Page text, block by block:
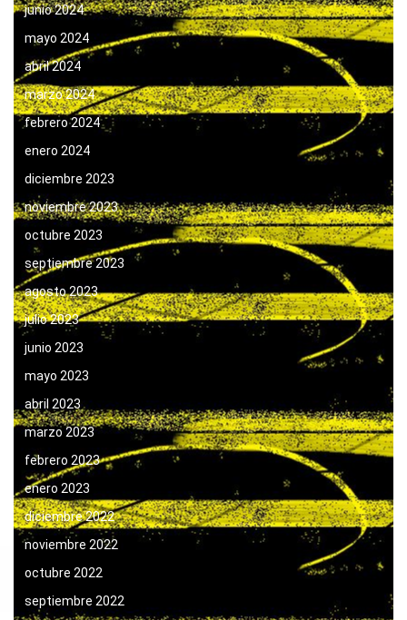
junio 2024
mayo 2024
abril 2024
marzo 2024
febrero 2024
enero 2024
diciembre 2023
noviembre 2023
octubre 2023
septiembre 2023
agosto 2023
julio 2023
junio 2023
mayo 2023
abril 2023
marzo 2023
febrero 2023
enero 2023
diciembre 2022
noviembre 2022
octubre 2022
septiembre 2022